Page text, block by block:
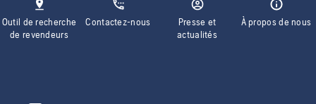
Outil de recherche
de revendeurs
Contactez-nous
Presse et
actualités
À propos de nous